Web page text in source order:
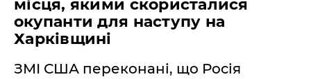
місця, якими скористалися
окупанти для наступу на
Харківщині
ЗМІ США переконані, що Росія